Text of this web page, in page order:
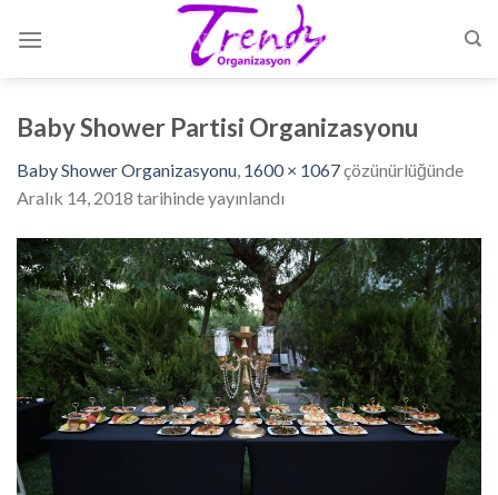
Baby Shower Partisi Organizasyonu
Baby Shower Organizasyonu, 1600 × 1067çözünürlüğünde
Aralık 14, 2018 tarihinde yayınlandı